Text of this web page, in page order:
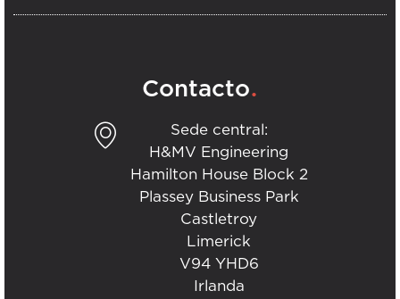
Contacto.
Sede central:
H&MV Engineering
Hamilton House Block 2
Plassey Business Park
Castletroy
Limerick
V94 YHD6
Irlanda